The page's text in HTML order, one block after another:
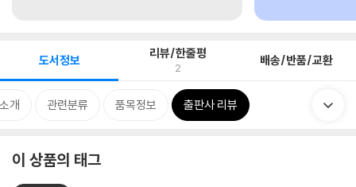
도서정보 리뷰/한줄평
2 배송/반품/교환
개 관련분류 품목정보 출판사 리뷰
이 상품의 태그